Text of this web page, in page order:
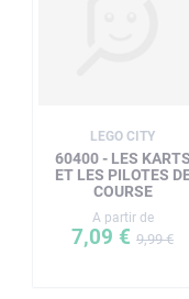
LEGO CITY
60400 - LES KARTS
ET LES PILOTES
COURSE
A partir de
7,09 € 9,99 €